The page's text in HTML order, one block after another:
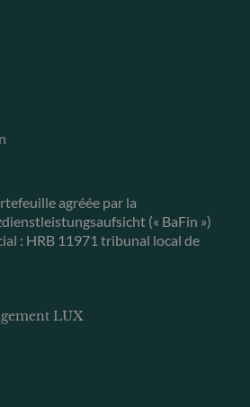
agréée par la
(« BaFin »)
: HRB 11971 tribunal local de
LUX